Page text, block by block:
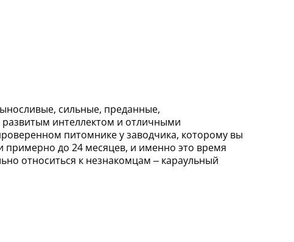
сильные, преданные,
развитым интеллектом и отличными
питомнике у заводчика, которому вы
примерно до 24 месяцев, и именно это время
относиться к незнакомцам – караульный